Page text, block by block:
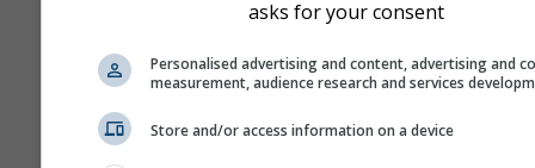
diferir ligeramente de los
seleccionado. Puedes
junto a las coordenadas.
asks for your consent
Personalised advertising and content, advertising and
measurement, audience research and services
Store and/or access information on a device